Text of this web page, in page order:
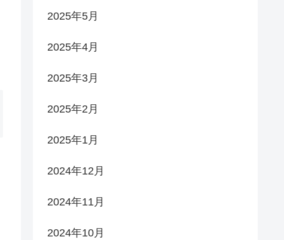
2025年5月
2025年4月
2025年3月
2025年2月
2025年1月
2024年12月
2024年11月
2024年10月